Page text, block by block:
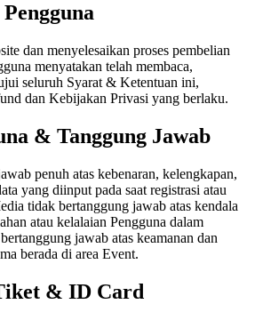
dan menyelesaikan proses pembelian
menyatakan telah membaca,
seluruh Syarat & Ketentuan ini,
dan Kebijakan Privasi yang berlaku.
& Tanggung Jawab
penuh atas kebenaran, kelengkapan,
yang diinput pada saat registrasi atau
tidak bertanggung jawab atas kendala
atau kelalaian Pengguna dalam
jawab atas keamanan dan
berada di area Event.
& ID Card